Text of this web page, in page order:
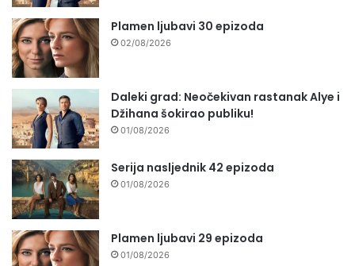
Plamen ljubavi 30 epizoda
02/08/2026
Daleki grad: Neočekivan rastanak Alye i
Džihana šokirao publiku!
01/08/2026
Serija nasljednik 42 epizoda
01/08/2026
Plamen ljubavi 29 epizoda
01/08/2026